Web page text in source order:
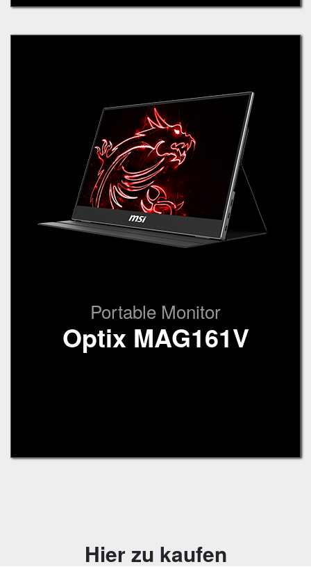
Portable Monitor
Optix MAG161V
Hier zu kaufen